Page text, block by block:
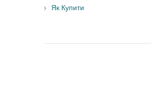
Як Купити